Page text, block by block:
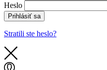
Heslo
Prihlásiť sa
Stratili ste heslo?